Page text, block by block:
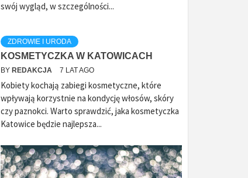
swój wygląd, w szczególności...
ZDROWIE I URODA
KOSMETYCZKA W KATOWICACH
BY REDAKCJA 7 LAT AGO
Kobiety kochają zabiegi kosmetyczne, które
wpływają korzystnie na kondycję włosów, skóry
czy paznokci. Warto sprawdzić, jaka kosmetyczka
Katowice będzie najlepsza...